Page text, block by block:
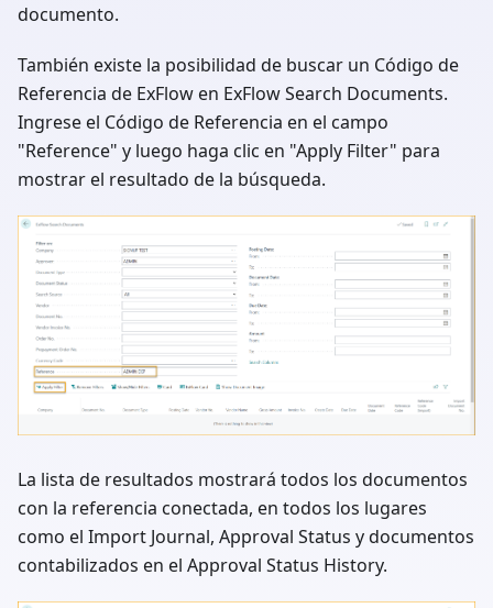
documento.
También existe la posibilidad de buscar un Código de
Referencia de ExFlow en ExFlow Search Documents.
Ingrese el Código de Referencia en el campo
"Reference" y luego haga clic en "Apply Filter" para
mostrar el resultado de la búsqueda.
La lista de resultados mostrará todos los documentos
con la referencia conectada, en todos los lugares
como el Import Journal, Approval Status y documentos
contabilizados en el Approval Status History.